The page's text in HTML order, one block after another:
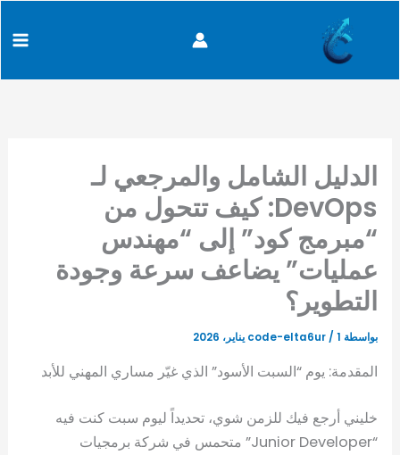
الدليل الشامل والمرجعي لـ
DevOps: كيف تتحول من
“مبرمج كود” إلى “مهندس
عمليات” يضاعف سرعة وجودة
التطوير؟
بواسطة code-elta6ur / 1 يناير، 2026
المقدمة: يوم “السبت الأسود” الذي غيّر مساري المهني للأبد
خليني أرجع فيك للزمن شوي، تحديداً ليوم سبت كنت فيه
“Junior Developer” متحمس في شركة برمجيات
بريدك
الإلكتروني...